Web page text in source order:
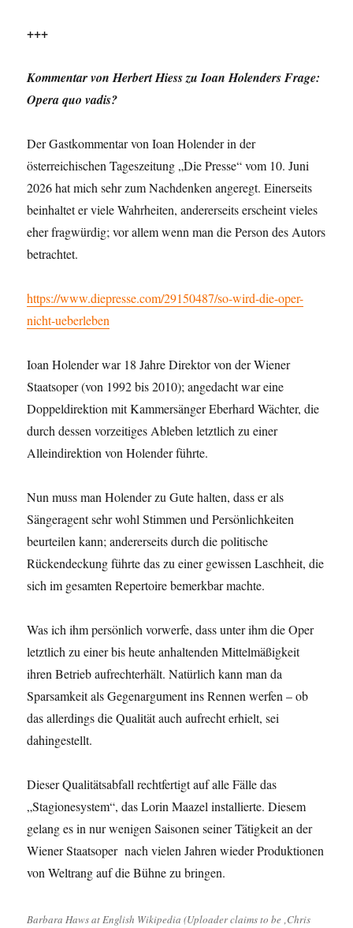
+++
Kommentar von Herbert Hiess zu Ioan Holenders Frage:
Opera quo vadis?
Der Gastkommentar von Ioan Holender in der
österreichischen Tageszeitung „Die Presse“ vom 10. Juni
2026 hat mich sehr zum Nachdenken angeregt. Einerseits
beinhaltet er viele Wahrheiten, andererseits erscheint vieles
eher fragwürdig; vor allem wenn man die Person des Autors
betrachtet.
https://www.diepresse.com/29150487/so-wird-die-oper-
nicht-ueberleben
Ioan Holender war 18 Jahre Direktor von der Wiener
Staatsoper (von 1992 bis 2010); angedacht war eine
Doppeldirektion mit Kammersänger Eberhard Wächter, die
durch dessen vorzeitiges Ableben letztlich zu einer
Alleindirektion von Holender führte.
Nun muss man Holender zu Gute halten, dass er als
Sängeragent sehr wohl Stimmen und Persönlichkeiten
beurteilen kann; andererseits durch die politische
Rückendeckung führte das zu einer gewissen Laschheit, die
sich im gesamten Repertoire bemerkbar machte.
Was ich ihm persönlich vorwerfe, dass unter ihm die Oper
letztlich zu einer bis heute anhaltenden Mittelmäßigkeit
ihren Betrieb aufrechterhält. Natürlich kann man da
Sparsamkeit als Gegenargument ins Rennen werfen – ob
das allerdings die Qualität auch aufrecht erhielt, sei
dahingestellt.
Dieser Qualitätsabfall rechtfertigt auf alle Fälle das
„Stagionesystem“, das Lorin Maazel installierte. Diesem
gelang es in nur wenigen Saisonen seiner Tätigkeit an der
Wiener Staatsoper nach vielen Jahren wieder Produktionen
von Weltrang auf die Bühne zu bringen.
Barbara Haws at English Wikipedia (Uploader claims to be ‚Chris